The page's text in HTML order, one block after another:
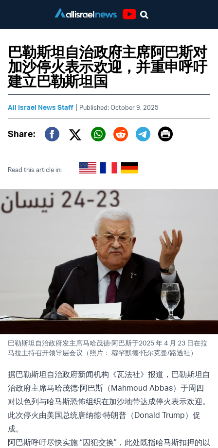
巴勒斯坦自治政府主席阿巴斯对
加沙停火表示欢迎，并重申呼吁
建立巴勒斯坦国
All Israel News Staff | Published: October 9, 2025
Share:
Twitter (X)
Print
Read this article in:
巴勒斯坦自治政府发主席马哈茂德·阿巴斯于2025 年 4 月 23 日在拉
马拉主持召开领导层会议（照片： 穆罕默德·托尔克曼/路透社）
据巴勒斯坦自治政府新闻机构《瓦法社》报道，巴勒斯坦自
治政府主席马哈茂德·阿巴斯（Mahmoud Abbas）于周四
对以色列与哈马斯恐怖组织在加沙地带达成停火表示欢迎。
此次停火由美国总统唐纳德·特朗普（Donald Trump）促
成。
阿巴斯呼吁尽快实施 “囚犯交换”，此处既指哈马斯扣押的以